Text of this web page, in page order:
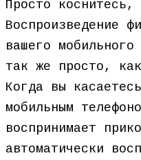
Просто коснитесь,
Воспроизведение
вашего
так же просто,
Когда вы
мобильным
воспринимает
автоматически